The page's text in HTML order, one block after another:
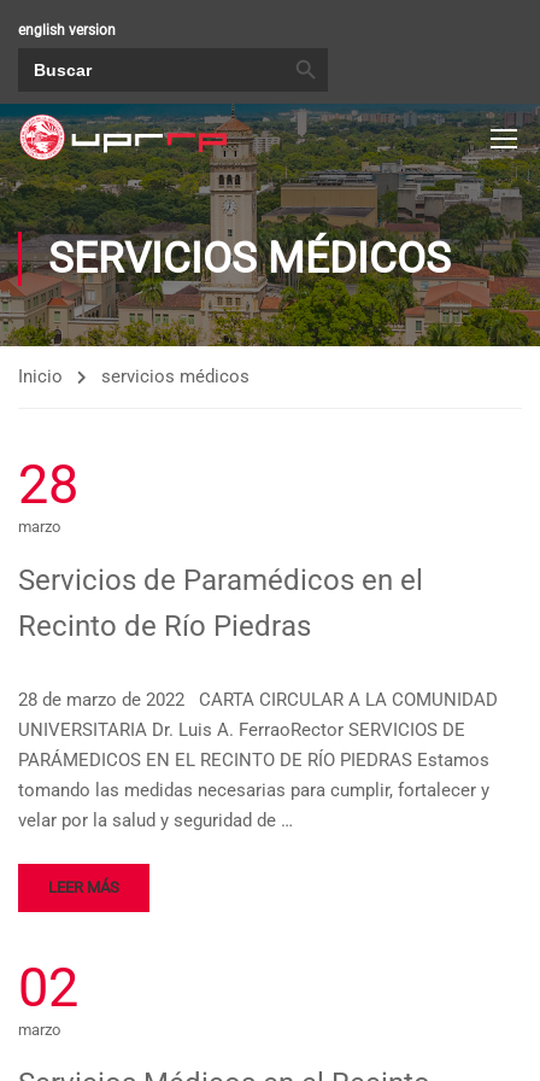
english version
SERVICIOS MÉDICOS
Inicio servicios médicos
28
marzo
Servicios de Paramédicos en el
Recinto de Río Piedras
28 de marzo de 2022 CARTA CIRCULAR A LA COMUNIDAD
UNIVERSITARIA Dr. Luis A. FerraoRector SERVICIOS DE
PARÁMEDICOS EN EL RECINTO DE RÍO PIEDRAS Estamos
tomando las medidas necesarias para cumplir, fortalecer y
velar por la salud y seguridad de …
LEER MÁS
02
marzo